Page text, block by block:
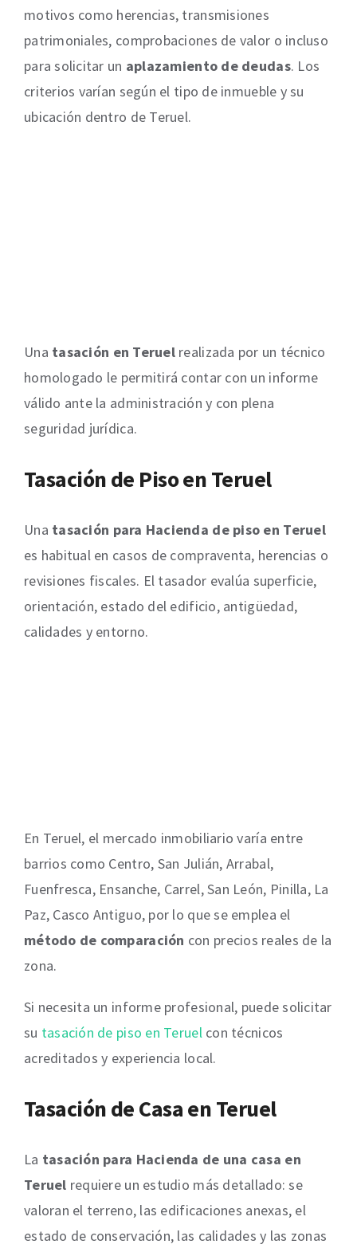
motivos como herencias, transmisiones
patrimoniales, comprobaciones de valor o incluso
para solicitar un aplazamiento de deudas. Los
criterios varían según el tipo de inmueble y su
ubicación dentro de Teruel.
Una tasación en Teruelrealizada por un técnico
homologado le permitirá contar con un informe
válido ante la administración y con plena
seguridad jurídica.
Tasación de Piso en Teruel
Una tasación para Hacienda de piso en Teruel
es habitual en casos de compraventa, herencias o
revisiones fiscales. El tasador evalúa superficie,
orientación, estado del edificio, antigüedad,
calidades y entorno.
En Teruel, el mercado inmobiliario varía entre
barrios como Centro, San Julián, Arrabal,
Fuenfresca, Ensanche, Carrel, San León, Pinilla, La
Paz, Casco Antiguo, por lo que se emplea el
método de comparación con precios reales de la
zona.
Si necesita un informe profesional, puede solicitar
su tasación de piso en Teruelcon técnicos
acreditados y experiencia local.
Tasación de Casa en Teruel
La tasación para Hacienda de una casa en
Teruel requiere un estudio más detallado: se
valoran el terreno, las edificaciones anexas, el
estado de conservación, las calidades y las zonas